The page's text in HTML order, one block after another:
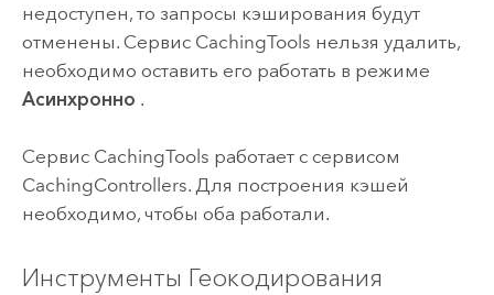
недоступен, то запросы кэширования будут
отменены. Сервис CachingTools нельзя удалить,
необходимо оставить его работать в режиме
Асинхронно .
Сервис CachingTools работает с сервисом
CachingControllers. Для построения кэшей
необходимо, чтобы оба работали.
Инструменты Геокодирования